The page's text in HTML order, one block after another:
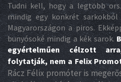
Tudni kell, hogy a legtöbb
mindig egy konkrét
Magyarországon a piros.
bunyósoké mindig a kék sarok.
egyértelműen célzott
folytatják, nem a Felix
Rácz Félix promóter is